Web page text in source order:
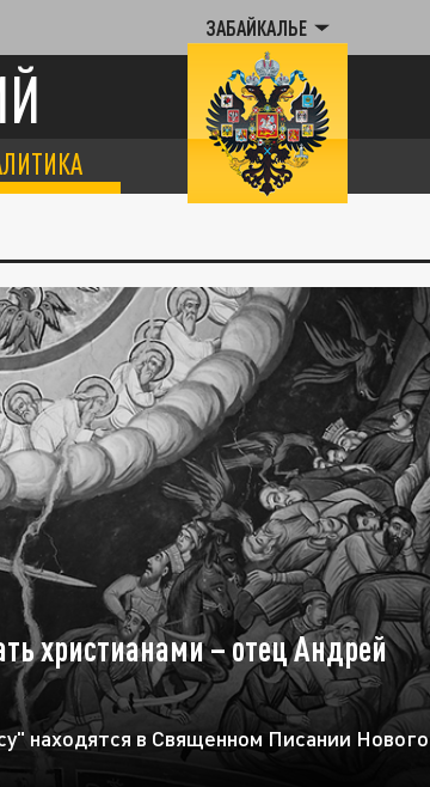
ЗАБАЙКАЛЬЕ
христианами – отец Андрей
находятся в Священном Писании Нового